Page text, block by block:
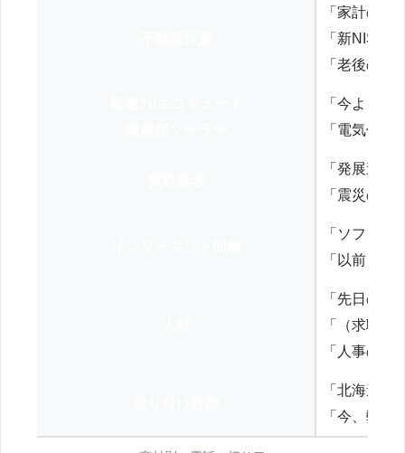
「家計の見
「新NISA
「老後の
「今より
「電気代を
「発展途
「震災の
「ソフト
「以前、
「先日の
「（求職
「人事の方
「北海道
「今、弊